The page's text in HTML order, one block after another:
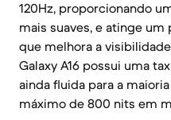
120Hz, proporcionando
mais suaves, e atinge
que melhora a
Galaxy A16 possui uma
ainda fluida para a
máximo de 800 nits em